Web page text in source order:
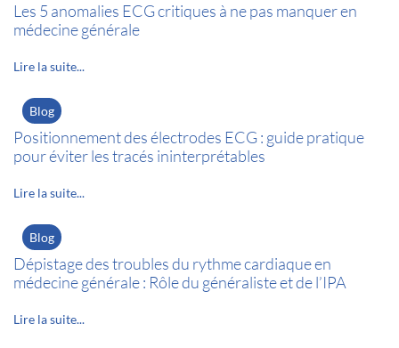
Les 5 anomalies ECG critiques à ne pas manquer en
médecine générale
Lire la suite...
Blog
Positionnement des électrodes ECG : guide pratique
pour éviter les tracés ininterprétables
Lire la suite...
Blog
Dépistage des troubles du rythme cardiaque en
médecine générale : Rôle du généraliste et de l’IPA
Lire la suite...